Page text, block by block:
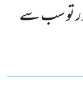
تو سب سے